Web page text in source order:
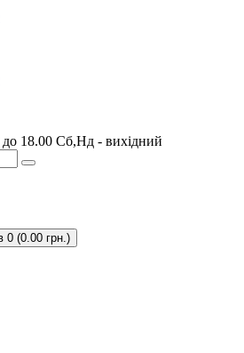
18.00 Сб,Нд - вихідний
0 (0.00 грн.)